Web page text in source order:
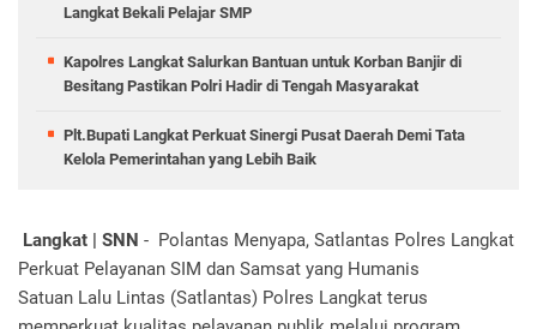
Langkat Bekali Pelajar SMP
Kapolres Langkat Salurkan Bantuan untuk Korban Banjir di
Besitang Pastikan Polri Hadir di Tengah Masyarakat
Plt.Bupati Langkat Perkuat Sinergi Pusat Daerah Demi Tata
Kelola Pemerintahan yang Lebih Baik
Langkat | SNN - Polantas Menyapa, Satlantas Polres Langkat
Perkuat Pelayanan SIM dan Samsat yang Humanis
Satuan Lalu Lintas (Satlantas) Polres Langkat terus